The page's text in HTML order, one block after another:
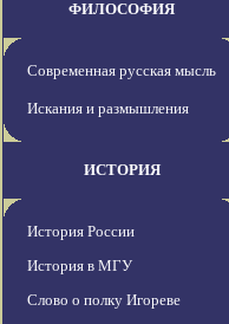
ФИЛОСОФИЯ
Современная русская мысль
Искания и размышления
ИСТОРИЯ
История России
История в МГУ
Слово о полку Игореве